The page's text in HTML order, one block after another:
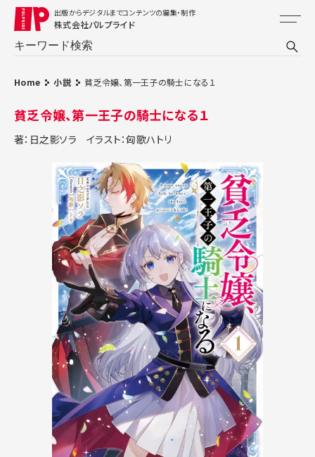
出版からデジタルまでコンテンツの編集・制作
株式会社パルプライド
Home 小説 貧乏令嬢、第一王子の騎士になる１
貧乏令嬢、第一王子の騎士になる１
著：日之影ソラ イラスト：匈歌ハトリ